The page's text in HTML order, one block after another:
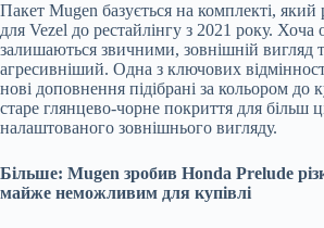
Пакет Mugen базується на комплекті,
для Vezel до рестайлінгу з 2021 року.
залишаються звичними, зовнішній вигляд
агресивніший. Одна з ключових
нові доповнення підібрані за кольором до
старе глянцево-чорне покриття для більш
налаштованого зовнішнього вигляду.
Більше: Mugen зробив Honda Prelude
майже неможливим для купівлі